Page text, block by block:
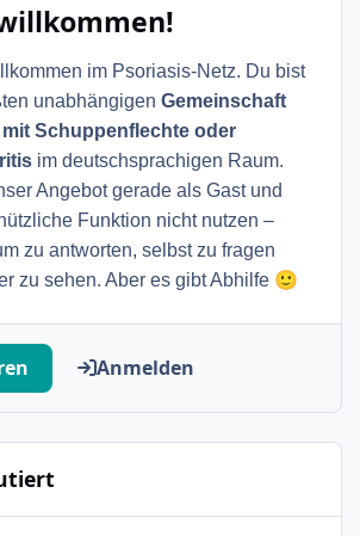
im Psoriasis-Netz. Du bist
unabhängigen Gemeinschaft
Schuppenflechte oder
im deutschsprachigen Raum.
Angebot gerade als Gast und
Funktion nicht nutzen –
zu antworten, selbst zu fragen
zu sehen. Aber es gibt Abhilfe 🙂
Anmelden